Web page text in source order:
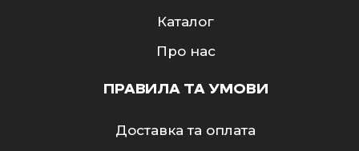
Каталог
Про нас
ПРАВИЛА ТА УМОВИ
Доставка та оплата